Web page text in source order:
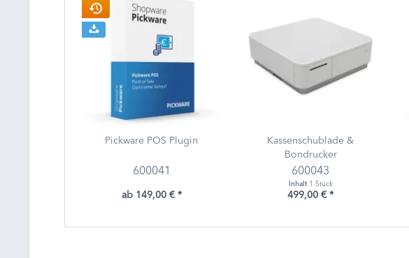
Pickware POS Plugin
600041
ab 149,00 € *
Kassenschublade &
Bondrucker
600043
Inhalt 1 Stück
499,00 € *